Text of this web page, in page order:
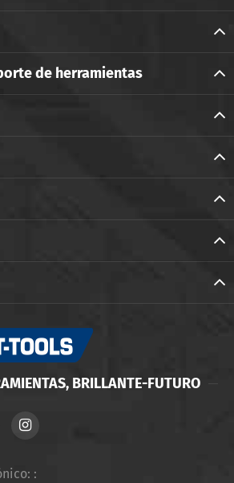
de herramientas
BRILLANTE-FUTURO
: